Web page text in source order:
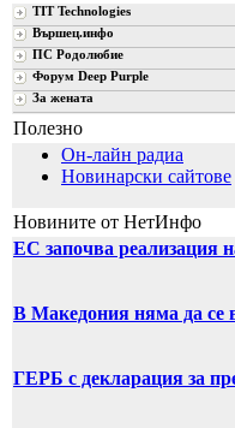
TIT Technologies
Вършец.инфо
ПС Родолюбие
Форум Deep Purple
За жената
Полезно
Он-лайн радиа
Новинарски сайтове
Новините от НетИнфо
ЕС започва реализация
В Македония няма да се
ГЕРБ с декларация за